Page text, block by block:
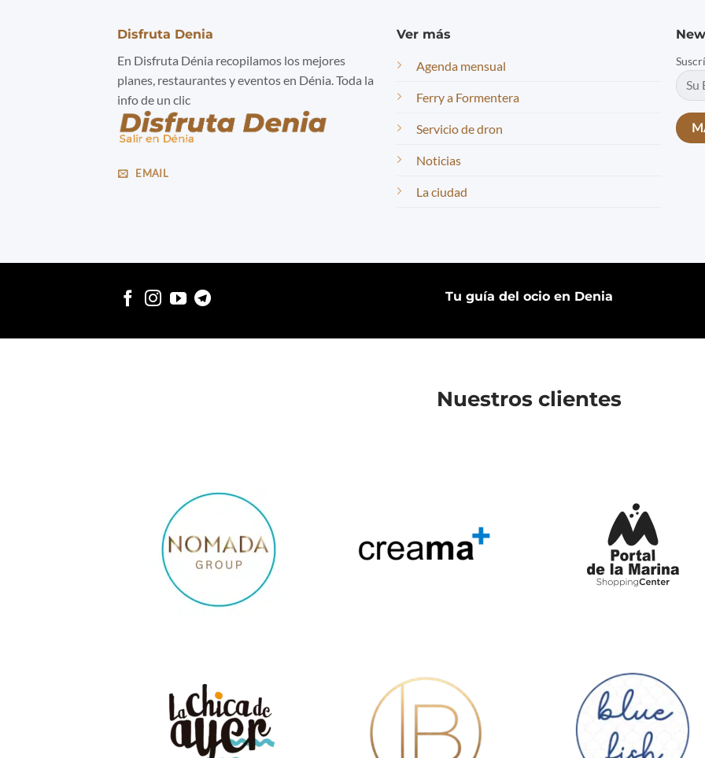
Disfruta Denia
En Disfruta Dénia recopilamos los mejores
planes, restaurantes y eventos en Dénia. Toda la
info de un clic
EMAIL
Ver más
Agenda mensual
Ferry a Formentera
Servicio de dron
Noticias
La ciudad
Tu guía del ocio en Denia
Nuestros clientes